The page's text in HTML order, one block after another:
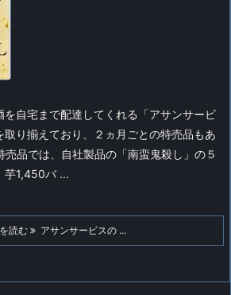
を自宅まで配達してくれる「アサンサービ
取り揃えており、２ヵ月ごとの特売品もあ
売品では、自社製品の「南蛮鬼殺し」の５
芋1,450バ ...
読む アサンサービスの ...